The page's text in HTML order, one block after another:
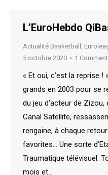
L’EuroHebdo
Actualité Basketball ,
5 octobre 2020
1
« Et oui, c’est la reprise
grands en 2003 pour se
du jeu d’acteur de
Canal Satellite,
rengaine, à chaque
favorites… Une sorte
Traumatique télévisuel.
mois et…